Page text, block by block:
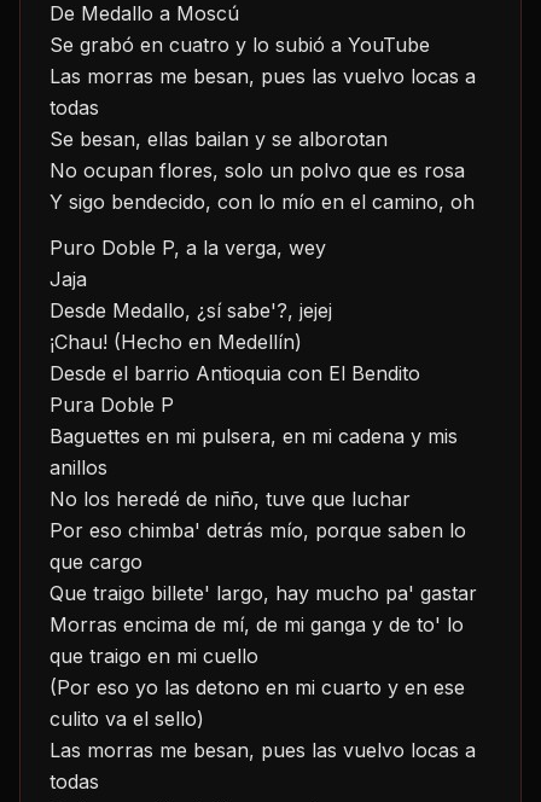
De Medallo a Moscú
Se grabó en cuatro y lo subió a YouTube
Las morras me besan, pues las vuelvo locas a
todas
Se besan, ellas bailan y se alborotan
No ocupan flores, solo un polvo que es rosa
Y sigo bendecido, con lo mío en el camino, oh
Puro Doble P, a la verga, wey
Jaja
Desde Medallo, ¿sí sabe'?, jejej
¡Chau! (Hecho en Medellín)
Desde el barrio Antioquia con El Bendito
Pura Doble P
Baguettes en mi pulsera, en mi cadena y mis
anillos
No los heredé de niño, tuve que luchar
Por eso chimba' detrás mío, porque saben lo
que cargo
Que traigo billete' largo, hay mucho pa' gastar
Morras encima de mí, de mi ganga y de to' lo
que traigo en mi cuello
(Por eso yo las detono en mi cuarto y en ese
culito va el sello)
Las morras me besan, pues las vuelvo locas a
todas